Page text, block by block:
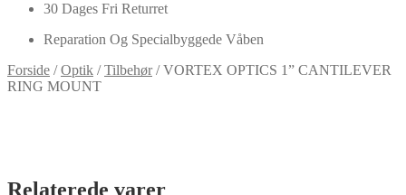
30 Dages Fri Returret
Reparation Og Specialbyggede Våben
Forside /Optik /Tilbehør/VORTEX OPTICS 1” CANTILEVER
RING MOUNT
Relaterede varer